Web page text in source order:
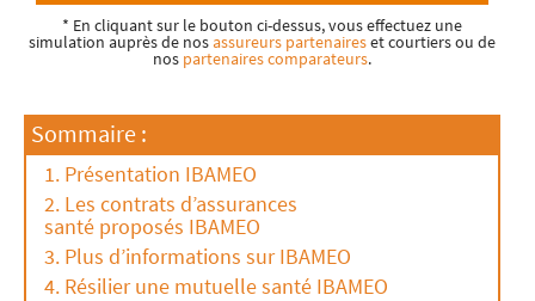
* En cliquant sur le bouton ci-dessus, vous effectuez une
simulation auprès de nosassureurs partenaireset courtiers ou de
nos partenaires comparateurs.
Sommaire :
Présentation IBAMEO
Les contrats d’assurances
santé proposés IBAMEO
Plus d’informations sur IBAMEO
Résilier une mutuelle santé IBAMEO